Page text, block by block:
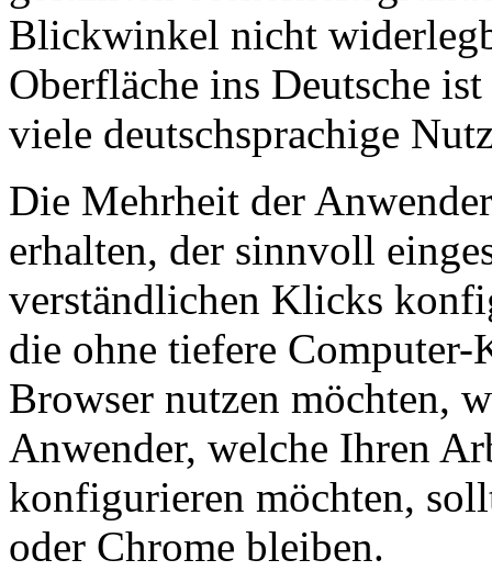
Blickwinkel nicht
Oberfläche ins Deutsche
viele deutschsprachige
Die Mehrheit der
erhalten, der sinnvoll
verständlichen Klicks
die ohne tiefere Computer-
Browser nutzen möchten,
Anwender, welche Ihren
konfigurieren möchten,
oder Chrome bleiben.